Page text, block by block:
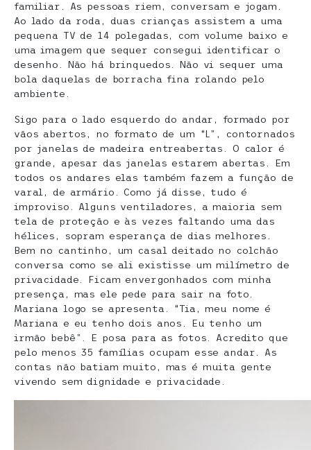
familiar. As pessoas riem, conversam e jogam.
Ao lado da roda, duas crianças assistem a uma
pequena TV de 14 polegadas, com volume baixo e
uma imagem que sequer consegui identificar o
desenho. Não há brinquedos. Não vi sequer uma
bola daquelas de borracha fina rolando pelo
ambiente.
Sigo para o lado esquerdo do andar, formado por
vãos abertos, no formato de um “L”, contornados
por janelas de madeira entreabertas. O calor é
grande, apesar das janelas estarem abertas. Em
todos os andares elas também fazem a função de
varal, de armário. Como já disse, tudo é
improviso. Alguns ventiladores, a maioria sem
tela de proteção e às vezes faltando uma das
hélices, sopram esperança de dias melhores.
Bem no cantinho, um casal deitado no colchão
conversa como se ali existisse um milímetro de
privacidade. Ficam envergonhados com minha
presença, mas ele pede para sair na foto.
Mariana logo se apresenta. “Tia, meu nome é
Mariana e eu tenho dois anos. Eu tenho um
irmão bebê”. E posa para as fotos. Acredito que
pelo menos 35 famílias ocupam esse andar. As
contas não batiam muito, mas é muita gente
vivendo sem dignidade e privacidade.